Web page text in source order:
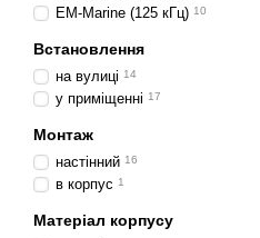
EM-Marine (125 кГц) 10
Встановлення
на вулиці 14
у приміщенні 17
Монтаж
настінний 16
в корпус 1
Матеріал корпусу